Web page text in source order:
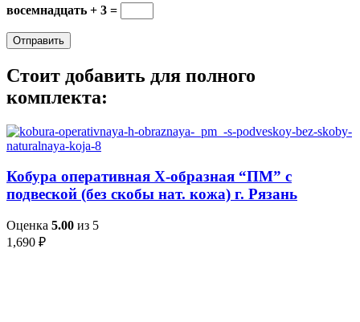
восемнадцать + 3 =
Стоит добавить для полного
комплекта:
Кобура оперативная Х-образная “ПМ” с
подвеской (без скобы нат. кожа) г. Рязань
Оценка 5.00 из 5
1,690 ₽